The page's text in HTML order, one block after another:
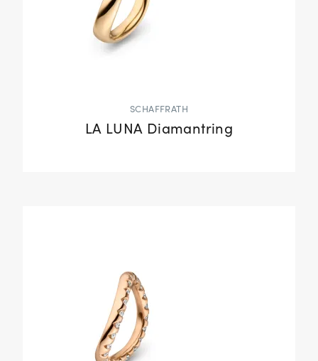
SCHAFFRATH
LA LUNA Diamantring